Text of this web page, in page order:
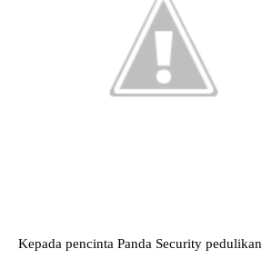
Kepada pencinta Panda Security